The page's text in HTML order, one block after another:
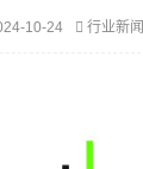
10-24 行业新闻